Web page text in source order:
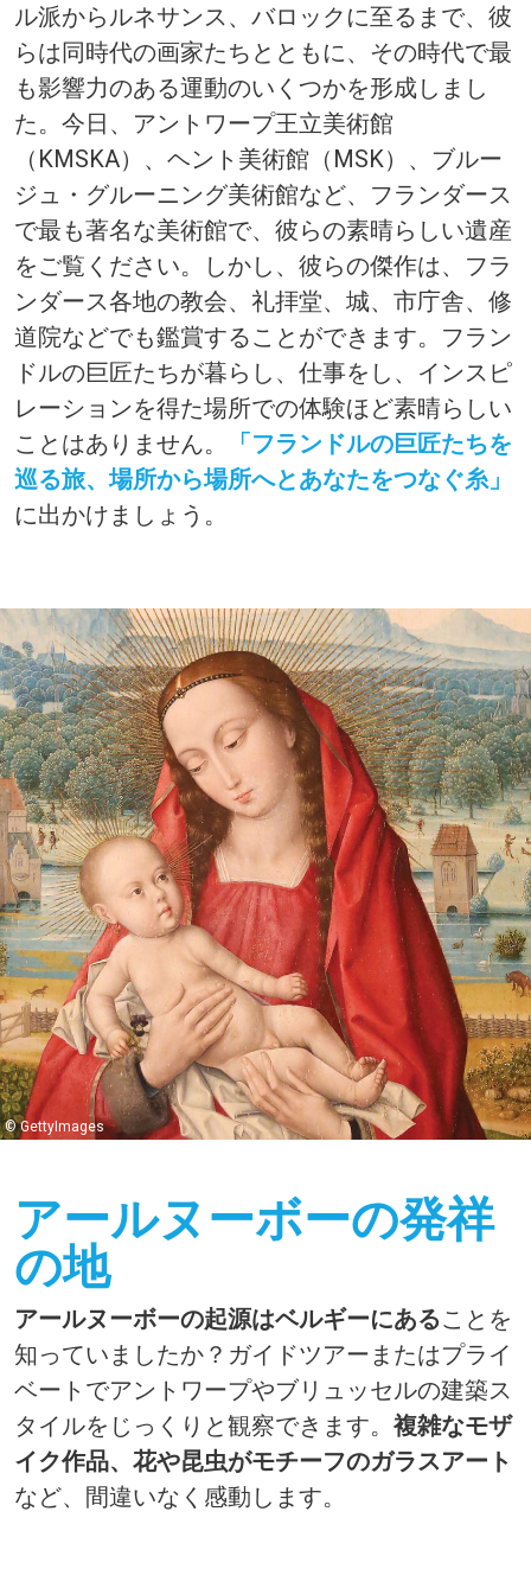
ル派からルネサンス、バロックに至るまで、彼
らは同時代の画家たちとともに、その時代で最
も影響力のある運動のいくつかを形成しまし
た。今日、アントワープ王立美術館
（KMSKA）、ヘント美術館（MSK）、ブルー
ジュ・グルーニング美術館など、フランダース
で最も著名な美術館で、彼らの素晴らしい遺産
をご覧ください。しかし、彼らの傑作は、フラ
ンダース各地の教会、礼拝堂、城、市庁舎、修
道院などでも鑑賞することができます。フラン
ドルの巨匠たちが暮らし、仕事をし、インスピ
レーションを得た場所での体験ほど素晴らしい
ことはありません。
「フランドルの巨匠たちを
巡る旅、場所から場所へとあなたをつなぐ糸」
に出かけましょう。
© GettyImages
アールヌーボーの発祥
の地
アールヌーボーの起源はベルギーにあることを
知っていましたか？ガイドツアーまたはプライ
ベートでアントワープやブリュッセルの建築ス
タイルをじっくりと観察できます。 複雑なモザ
イク作品、花や昆虫がモチーフのガラスアート
など、間違いなく感動します。